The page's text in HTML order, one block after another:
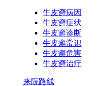
牛皮癣病因
牛皮癣症状
牛皮癣诊断
牛皮癣常识
牛皮癣危害
牛皮癣治疗
来院路线